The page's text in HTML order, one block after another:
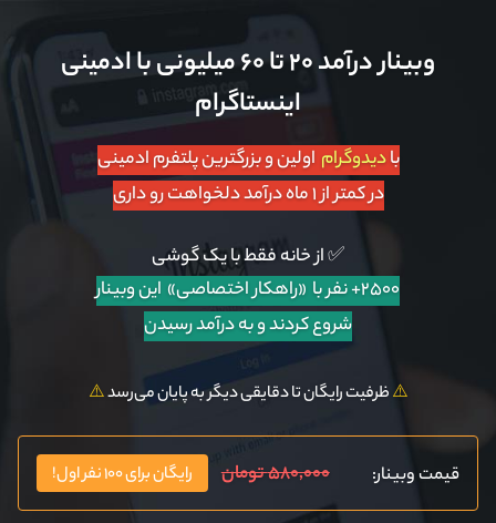
وبینار درآمد ۲۰ تا ۶۰ میلیونی با ادمینی
اینستاگرام
بادیدوگرام اولین و بزرگترین پلتفرم ادمینی
در کمتر از ۱ ماه درآمد دلخواهت رو داری
✅ از خانه فقط با یک گوشی
۲۵۰۰+ نفر با «راهکار اختصاصی»
این وبینار
شروع کردند و به درآمد رسیدن
⚠️ظرفیت رایگان تا دقایقی دیگر به پایان می‌رسد⚠️
قیمت وبینار: ۵۸۰,۰۰۰ تومان رایگان برای ۱۰۰ نفر اول!